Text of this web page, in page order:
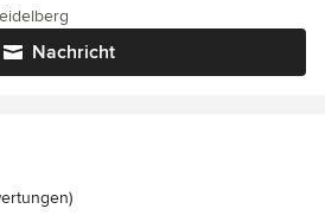
Nachricht
5 von 5 Sternen